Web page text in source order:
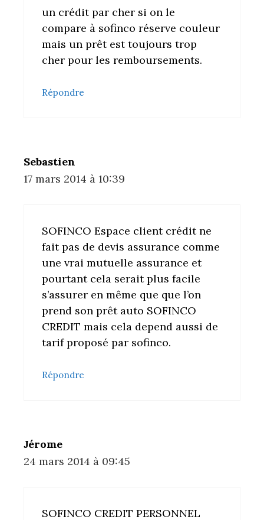
un crédit par cher si on le
compare à sofinco réserve couleur
mais un prêt est toujours trop
cher pour les remboursements.
Répondre
Sebastien
17 mars 2014 à 10:39
SOFINCO Espace client crédit ne
fait pas de devis assurance comme
une vrai mutuelle assurance et
pourtant cela serait plus facile
s’assurer en même que que l’on
prend son prêt auto SOFINCO
CREDIT mais cela depend aussi de
tarif proposé par sofinco.
Répondre
Jérome
24 mars 2014 à 09:45
SOFINCO CREDIT PERSONNEL